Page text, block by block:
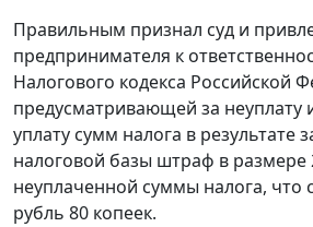
Правильным признал суд и
предпринимателя к
Налогового кодекса Российской
предусматривающей за неуплату
уплату сумм налога в результате
налоговой базы штраф в размере
неуплаченной суммы налога, что
рубль 80 копеек.